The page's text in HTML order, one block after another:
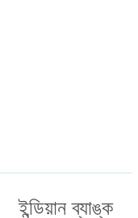
ইন্ডিয়ান ব্যাঙ্ক